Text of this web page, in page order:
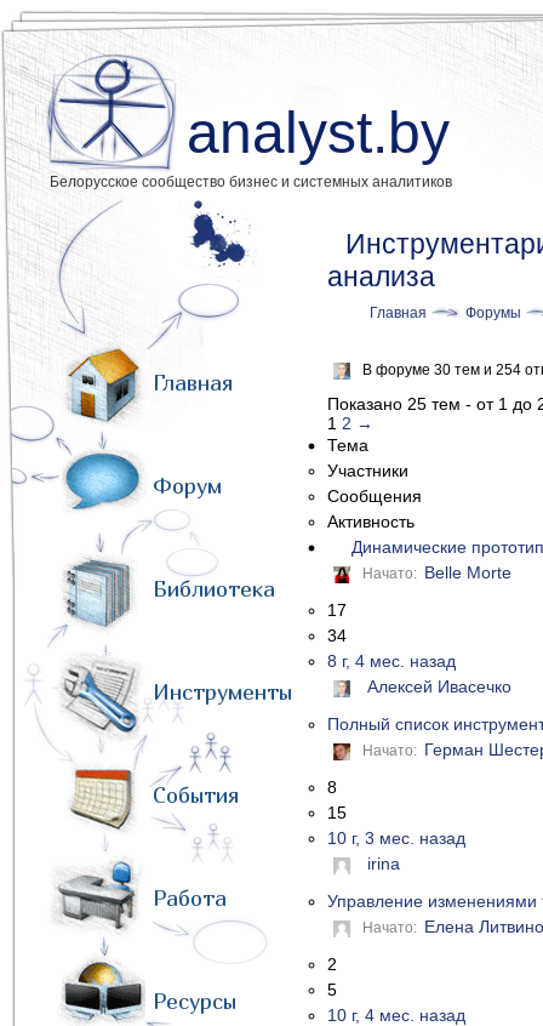
analyst.by
Белорусское сообщество бизнес и системных аналитиков
Главная
Форум
Библиотека
Инструменты
События
Работа
Ресурсы
анализа
Главная Форумы
В форуме 30 тем и 254
Показано 25 тем - от 1 до
1 2 →
Тема
Участники
Сообщения
Активность
Динамические
Начато: Belle Morte
17
34
8 г, 4 мес. назад
Алексей Ивасечко
Полный список
Начато: Герман
8
15
10 г, 3 мес. назад
irina
Управление изменениями
Начато: Елена
2
5
10 г, 4 мес. назад